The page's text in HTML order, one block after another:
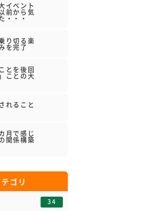
イベント
前から気
・・・
り切る楽
を完了
とを後回
ことの大
れること
月で感じ
関係構築
ゴリ
34